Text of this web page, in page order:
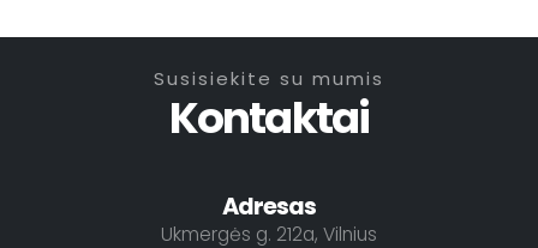
Susisiekite su mumis
Kontaktai
Adresas
Ukmergės g. 212a, Vilnius